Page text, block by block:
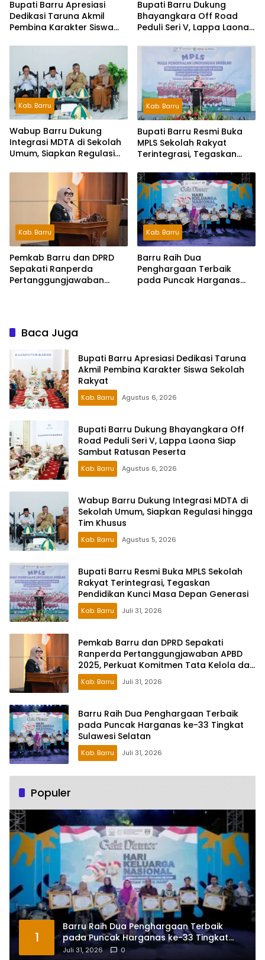
Bupati Barru Apresiasi
Dedikasi Taruna Akmil
Pembina Karakter Siswa
Bupati Barru Dukung
Bhayangkara Off Road
Peduli Seri V, Lappa Laona
Peserta
Kab. Barru
Wabup Barru Dukung
Integrasi MDTA di Sekolah
Umum, Siapkan Regulasi
Kab. Barru
Bupati Barru Resmi Buka
MPLS Sekolah Rakyat
Terintegrasi, Tegaskan
Depan Generasi
Kab. Barru
Pemkab Barru dan DPRD
Sepakati Ranperda
Pertanggungjawaban
Kab. Barru
Barru Raih Dua
Penghargaan Terbaik
pada Puncak Harganas
Baca Juga
Bupati Barru Apresiasi Dedikasi Taruna
Akmil Pembina Karakter Siswa Sekolah
Rakyat
Kab. Barru Agustus 6, 2026
Bupati Barru Dukung Bhayangkara Off
Road Peduli Seri V, Lappa Laona Siap
Sambut Ratusan Peserta
Kab. Barru Agustus 6, 2026
Wabup Barru Dukung Integrasi MDTA di
Sekolah Umum, Siapkan Regulasi hingga
Tim Khusus
Kab. Barru Agustus 5, 2026
Bupati Barru Resmi Buka MPLS Sekolah
Rakyat Terintegrasi, Tegaskan
Pendidikan Kunci Masa Depan Generasi
Kab. Barru Juli 31, 2026
Pemkab Barru dan DPRD Sepakati
Ranperda Pertanggungjawaban APBD
2025, Perkuat Komitmen Tata Kelola dan
Perlindungan Anak
Kab. Barru Juli 31, 2026
Barru Raih Dua Penghargaan Terbaik
pada Puncak Harganas ke-33 Tingkat
Sulawesi Selatan
Kab. Barru Juli 31, 2026
Populer
1
Barru Raih Dua Penghargaan Terbaik
pada Puncak Harganas ke-33 Tingkat
Sulawesi Selatan
Juli 31, 2026 0